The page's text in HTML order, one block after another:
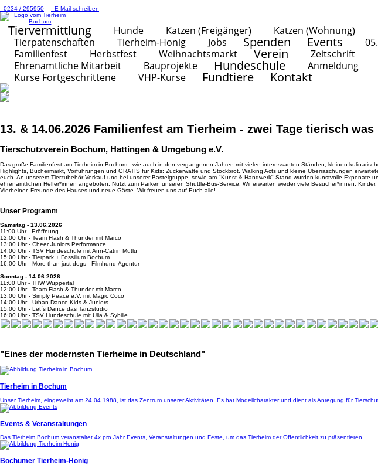
0234 / 295950
E-Mail schreiben
Tiervermittlung Hunde Katzen (Freigänger) Katzen (Wohnung)
Tierpatenschaften
Tierheim-Honig Jobs Spenden Events
Familienfest
Herbstfest Weihnachtsmarkt Verein Zeitschrift
Ehrenamtliche Mitarbeit
Bauprojekte Hundeschule Anmeldung
Kurse Fortgeschrittene
VHP-Kurse Fundtiere Kontakt
13. & 14.06.2026 Familienfest am Tierheim - zwei Tage tierisch
Tierschutzverein Bochum, Hattingen & Umgebung e.V.
Das große Familienfest am Tierheim in Bochum - wie auch in den vergangenen Jahren mit vielen interessanten Ständen, kleinen
Highlights, Büchermarkt, Vorführungen und GRATIS für Kids: Zuckerwatte und Stockbrot. Walking Acts und kleine Überraschungen
euch. An unserem Tierzubehör-Verkauf und bei unserer Bastelgruppe, sowie am "Kunst & Handwerk"-Stand wurden kunstvolle Exponate
ehrenamtlichen Helfer*innen angeboten. Nutzt zum Parken unseren Shuttle-Bus-Service. Wir erwarten wieder viele Besucher*innen, Kinder,
Vierbeiner, Freunde des Hauses und neue Gäste. Wir freuen uns auf Euch alle!
Unser Programm
Samstag - 13.06.2026
11:00 Uhr - Eröffnung
12:00 Uhr - Team Flash & Thunder mit Marco
13:00 Uhr - Cheer Juniors Performance
14:00 Uhr - TSV Hundeschule mit Ann-Catrin Mutlu
15:00 Uhr - Tierpark + Fossilium Bochum
16:00 Uhr - More than just dogs - Filmhund-Agentur
Sonntag - 14.06.2026
11:00 Uhr - THW Wuppertal
12:00 Uhr - Team Flash & Thunder mit Marco
13:00 Uhr - Simply Peace e.V. mit Magic Coco
14:00 Uhr - Urban Dance Kids & Juniors
15:00 Uhr - Let´s Dance das Tanzstudio
16:00 Uhr - TSV Hundeschule mit Ulla & Sybille
"Eines der modernsten Tierheime in Deutschland"
Tierheim in Bochum
Unser Tierheim, eingeweiht am 24.04.1988, ist das Zentrum unserer Aktivitäten. Es hat Modellcharakter und dient als Anregung für
Events & Veranstaltungen
Das Tierheim Bochum veranstaltet 4x pro Jahr Events, Veranstaltungen und Feste, um das Tierheim der Öffentlichkeit zu präsentieren.
Bochumer Tierheim-Honig